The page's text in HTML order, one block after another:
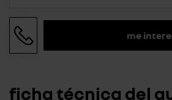
me
ficha técnica del